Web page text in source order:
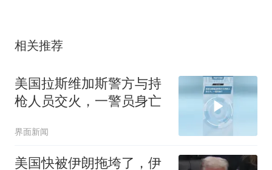
相关推荐
美国拉斯维加斯警方与持
枪人员交火，一警员身亡
界面新闻
美国快被伊朗拖垮了，伊